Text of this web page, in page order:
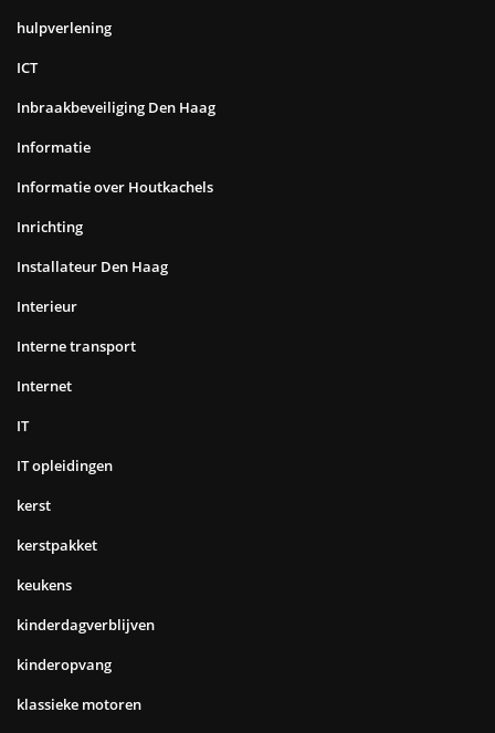
hulpverlening
ICT
Inbraakbeveiliging Den Haag
Informatie
Informatie over Houtkachels
Inrichting
Installateur Den Haag
Interieur
Interne transport
Internet
IT
IT opleidingen
kerst
kerstpakket
keukens
kinderdagverblijven
kinderopvang
klassieke motoren